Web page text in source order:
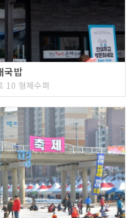
국밥
10 형제수퍼